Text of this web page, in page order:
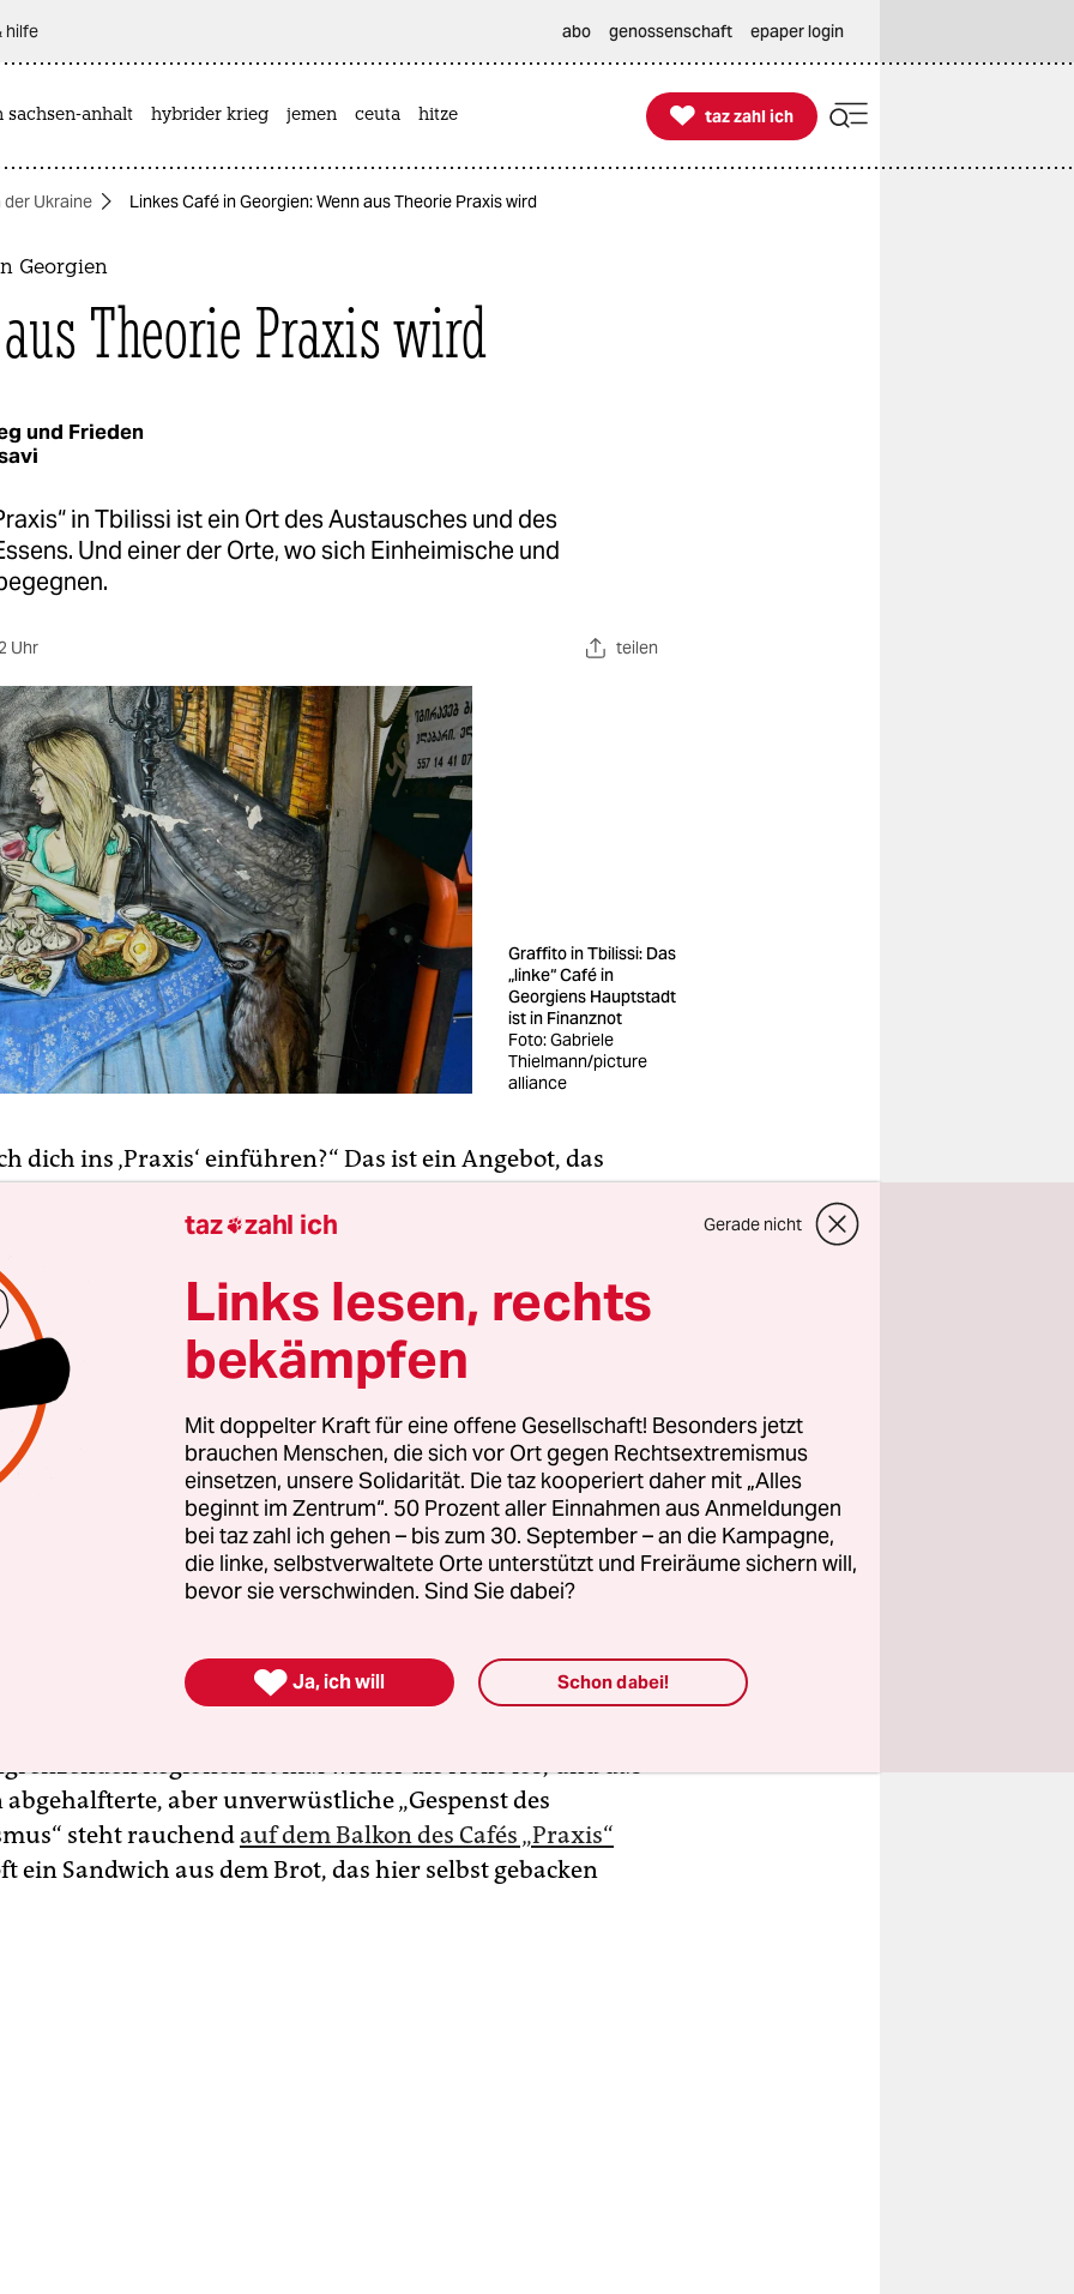
hilfe abo genossenschaft epaper login
sachsen-anhalt hybrider krieg jemen ceuta hitze 
taz zahl ich
taz zahl ich
der Ukraine Linkes Café in Georgien: Wenn aus Theorie Praxis wird
Georgien
Theorie Praxis wird
und Frieden
in Tbilissi ist ein Ort des Austausches und des
Und einer der Orte, wo sich Einheimische und
Uhr teilen
Graffito in Tbilissi: Das
„linke“ Café in
Georgiens Hauptstadt
ist in Finanznot
Foto: Gabriele
Thielmann/picture
alliance
dich ins ‚Praxis‘ einführen?“ Das ist ein Angebot, das
ja ein Hauch von romantischer Unanständigkeit, von
20. Jahrhundert und Weltrevolution. Und dabei ist ganz
dass wir längst im 21. Jahrhundert angekommen
erste Versuch einer Weltrevolution, vorsichtig
gescheitert ist.
и мир – дневник
как можно больше людей смогли прочитать о последствиях
в Украине, taz также опубликовал этот текст на русском языке:
Mal hat der Planet die Sonne umkreist und ist, so
Regionen ist mal wieder die Hölle los, und das
abgehalfterte, aber unverwüstliche „Gespenst des
steht rauchend auf dem Balkon des Cafés „Praxis“
ein Sandwich aus dem Brot, das hier selbst gebacken
taz zahl ich Gerade nicht
Links lesen, rechts
bekämpfen
Mit doppelter Kraft für eine offene Gesellschaft! Besonders jetzt
brauchen Menschen, die sich vor Ort gegen Rechtsextremismus
einsetzen, unsere Solidarität. Die taz kooperiert daher mit „Alles
beginnt im Zentrum“. 50 Prozent aller Einnahmen aus Anmeldungen
bei taz zahl ich gehen – bis zum 30. September – an die Kampagne,
die linke, selbstverwaltete Orte unterstützt und Freiräume sichern will,
bevor sie verschwinden. Sind Sie dabei?
 Ja, ich will Schon dabei!